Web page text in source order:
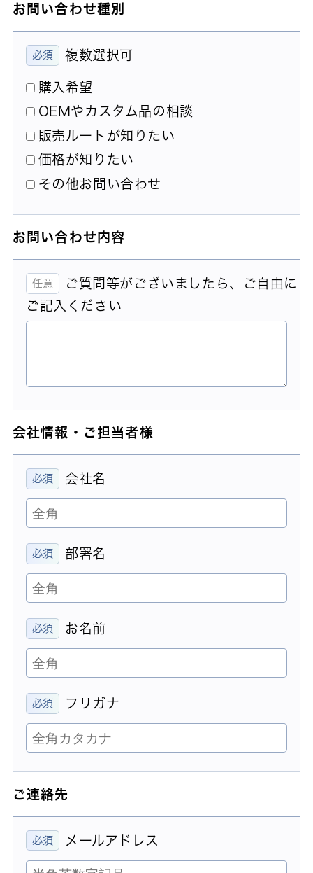
お問い合わせ種別
複数選択可
購入希望
OEMやカスタム品の相談
販売ルートが知りたい
価格が知りたい
その他お問い合わせ
お問い合わせ内容
ご質問等がございましたら、ご自由に
ご記入ください
会社情報・ご担当者様
会社名
部署名
お名前
フリガナ
ご連絡先
メールアドレス